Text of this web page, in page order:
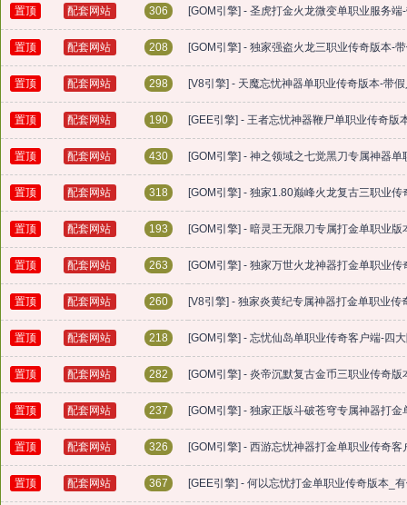
置顶 配套网站 306 [GOM引擎] - 圣虎打金火龙微变单职业服务
置顶 配套网站 208 [GOM引擎] - 独家强盗火龙三职业传奇版本-
置顶 配套网站 298 [V8引擎] - 天魔忘忧神器单职业传奇版本-带
置顶 配套网站 190 [GEE引擎] - 王者忘忧神器鞭尸单职业传奇
置顶 配套网站 430 [GOM引擎] - 神之领域之七觉黑刀专属神器
置顶 配套网站 318 [GOM引擎] - 独家1.80巅峰火龙复古三职业
置顶 配套网站 193 [GOM引擎] - 暗灵王无限刀专属打金单职业
置顶 配套网站 263 [GOM引擎] - 独家万世火龙神器打金单职业
置顶 配套网站 260 [V8引擎] - 独家炎黄纪专属神器打金单职业
置顶 配套网站 218 [GOM引擎] - 忘忧仙岛单职业传奇客户端-四
置顶 配套网站 282 [GOM引擎] - 炎帝沉默复古金币三职业传奇
置顶 配套网站 237 [GOM引擎] - 独家正版斗破苍穹专属神器打
置顶 配套网站 326 [GOM引擎] - 西游忘忧神器打金单职业传奇
置顶 配套网站 367 [GEE引擎] - 何以忘忧打金单职业传奇版本_